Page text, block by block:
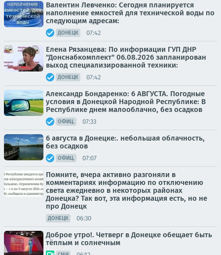
Валентин Левченко: Сегодня планируется
наполнение емкостей для технической воды по
следующим адресам:
ДОНЕЦК 07:42
Елена Рязанцева: По информации ГУП ДНР
"Донснабкомплект" 06.08.2026 запланирован
выход специализированной техники:
ДОНЕЦК 07:42
Александр Бондаренко: 6 АВГУСТА. Погодные
условия в Донецкой Народной Республике: В
Республике днем малооблачно, без осадков
ОФИЦ. 07:33
6 августа в Донецке:. небольшая облачность,
без осадков
ОФИЦ. 07:07
Помните, вчера активно разгоняли в
комментариях информацию по отключению
света ежедневно в некоторых районах
Донецка? Так вот, эта информация есть, но не
про Донецк
ДОНЕЦК 06:30
Доброе утро!. Четверг в Донецке обещает быть
тёплым и солнечным